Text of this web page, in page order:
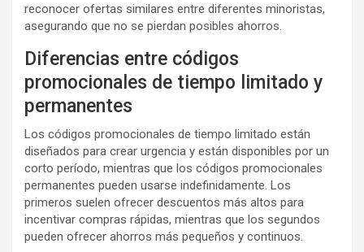
reconocer ofertas similares entre diferentes minoristas,
asegurando que no se pierdan posibles ahorros.
Diferencias entre códigos
promocionales de tiempo limitado y
permanentes
Los códigos promocionales de tiempo limitado están
diseñados para crear urgencia y están disponibles por un
corto período, mientras que los códigos promocionales
permanentes pueden usarse indefinidamente. Los
primeros suelen ofrecer descuentos más altos para
incentivar compras rápidas, mientras que los segundos
pueden ofrecer ahorros más pequeños y continuos.